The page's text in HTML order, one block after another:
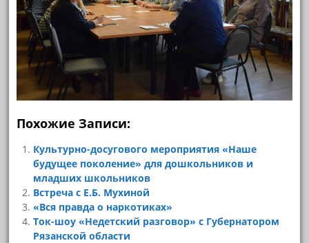
Похожие Записи:
Культурно-досугового мероприятия «Наше
будущее поколение» для дошкольников и
младших школьников
Встреча с Е.Б. Мухиной
«Вся правда о наркотиках»
Ток-шоу «Недетский разговор» с Губернатором
Рязанской области